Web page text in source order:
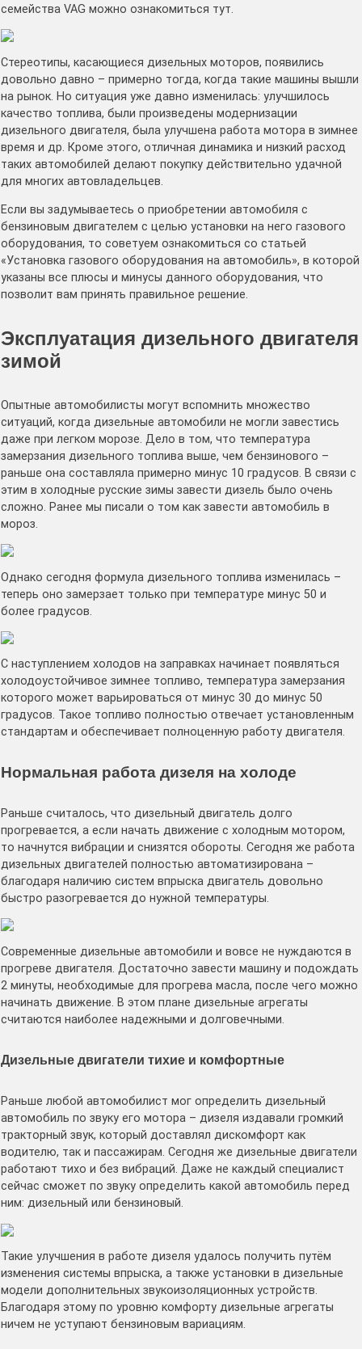
семейства VAG можно ознакомиться тут.
Стереотипы, касающиеся дизельных моторов, появились
довольно давно – примерно тогда, когда такие машины вышли
на рынок. Но ситуация уже давно изменилась: улучшилось
качество топлива, были произведены модернизации
дизельного двигателя, была улучшена работа мотора в зимнее
время и др. Кроме этого, отличная динамика и низкий расход
таких автомобилей делают покупку действительно удачной
для многих автовладельцев.
Если вы задумываетесь о приобретении автомобиля с
бензиновым двигателем с целью установки на него газового
оборудования, то советуем ознакомиться со статьей
«Установка газового оборудования на автомобиль», в которой
указаны все плюсы и минусы данного оборудования, что
позволит вам принять правильное решение.
Эксплуатация дизельного двигателя
зимой
Опытные автомобилисты могут вспомнить множество
ситуаций, когда дизельные автомобили не могли завестись
даже при легком морозе. Дело в том, что температура
замерзания дизельного топлива выше, чем бензинового –
раньше она составляла примерно минус 10 градусов. В связи с
этим в холодные русские зимы завести дизель было очень
сложно. Ранее мы писали о том как завести автомобиль в
мороз.
Однако сегодня формула дизельного топлива изменилась –
теперь оно замерзает только при температуре минус 50 и
более градусов.
С наступлением холодов на заправках начинает появляться
холодоустойчивое зимнее топливо, температура замерзания
которого может варьироваться от минус 30 до минус 50
градусов. Такое топливо полностью отвечает установленным
стандартам и обеспечивает полноценную работу двигателя.
Нормальная работа дизеля на холоде
Раньше считалось, что дизельный двигатель долго
прогревается, а если начать движение с холодным мотором,
то начнутся вибрации и снизятся обороты. Сегодня же работа
дизельных двигателей полностью автоматизирована –
благодаря наличию систем впрыска двигатель довольно
быстро разогревается до нужной температуры.
Современные дизельные автомобили и вовсе не нуждаются в
прогреве двигателя. Достаточно завести машину и подождать
2 минуты, необходимые для прогрева масла, после чего можно
начинать движение. В этом плане дизельные агрегаты
считаются наиболее надежными и долговечными.
Дизельные двигатели тихие и комфортные
Раньше любой автомобилист мог определить дизельный
автомобиль по звуку его мотора – дизеля издавали громкий
тракторный звук, который доставлял дискомфорт как
водителю, так и пассажирам. Сегодня же дизельные двигатели
работают тихо и без вибраций. Даже не каждый специалист
сейчас сможет по звуку определить какой автомобиль перед
ним: дизельный или бензиновый.
Такие улучшения в работе дизеля удалось получить путём
изменения системы впрыска, а также установки в дизельные
модели дополнительных звукоизоляционных устройств.
Благодаря этому по уровню комфорту дизельные агрегаты
ничем не уступают бензиновым вариациям.